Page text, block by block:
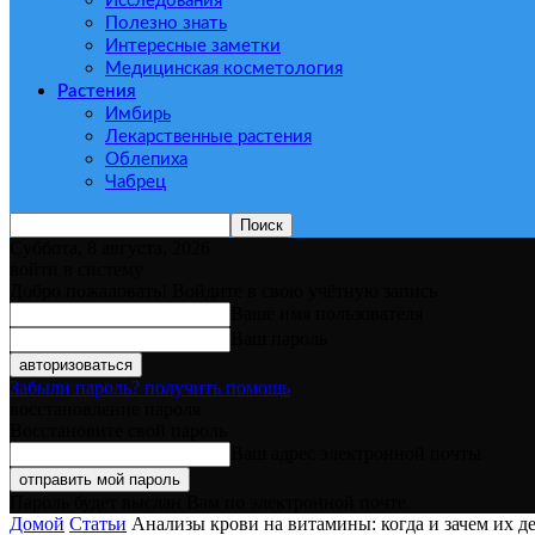
Полезно знать
Интересные заметки
Медицинская косметология
Растения
Имбирь
Лекарственные растения
Облепиха
Чабрец
Забыли пароль? получить помощь
Домой Статьи Анализы крови на витамины: когда и зачем их